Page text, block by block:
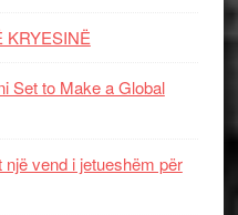
KRYESINË
Set to Make a Global
vend i jetueshëm për